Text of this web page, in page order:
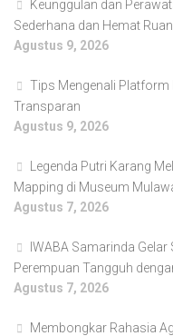
Keunggulan dan
Sederhana dan Hemat
Agustus 9, 2026
Tips Mengenali Platform
Transparan
Agustus 9, 2026
Legenda Putri Karang
Mapping di Museum
Agustus 7, 2026
IWABA Samarinda
Perempuan Tangguh
Agustus 7, 2026
Membongkar Rahasia